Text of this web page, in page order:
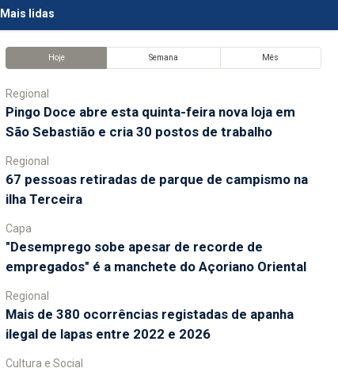
Mais lidas
Hoje Semana Mês
Regional
Pingo Doce abre esta quinta-feira nova loja em
São Sebastião e cria 30 postos de trabalho
Regional
67 pessoas retiradas de parque de campismo na
ilha Terceira
Capa
"Desemprego sobe apesar de recorde de
empregados" é a manchete do Açoriano Oriental
Regional
Mais de 380 ocorrências registadas de apanha
ilegal de lapas entre 2022 e 2026
Cultura e Social